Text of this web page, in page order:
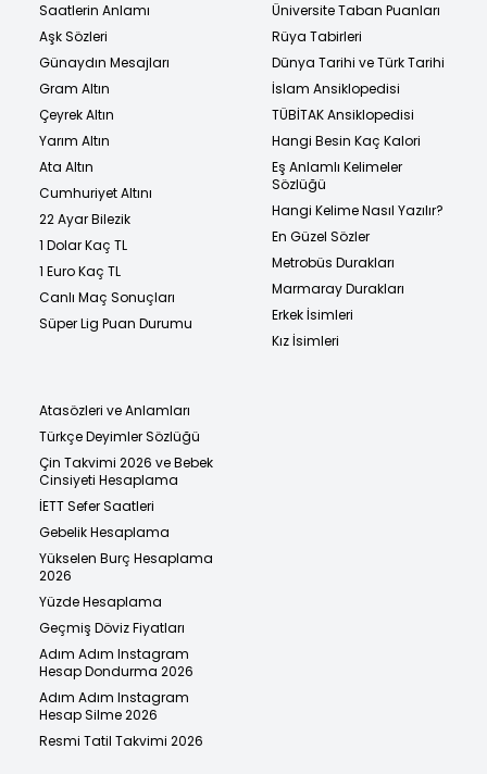
Saatlerin Anlamı
Aşk Sözleri
Günaydın Mesajları
Gram Altın
Çeyrek Altın
Yarım Altın
Ata Altın
Cumhuriyet Altını
22 Ayar Bilezik
1 Dolar Kaç TL
1 Euro Kaç TL
Canlı Maç Sonuçları
Süper Lig Puan Durumu
Üniversite Taban Puanları
Rüya Tabirleri
Dünya Tarihi ve Türk Tarihi
İslam Ansiklopedisi
TÜBİTAK Ansiklopedisi
Hangi Besin Kaç Kalori
Eş Anlamlı Kelimeler
Sözlüğü
Hangi Kelime Nasıl Yazılır?
En Güzel Sözler
Metrobüs Durakları
Marmaray Durakları
Erkek İsimleri
Kız İsimleri
Atasözleri ve Anlamları
Türkçe Deyimler Sözlüğü
Çin Takvimi 2026 ve Bebek
Cinsiyeti Hesaplama
İETT Sefer Saatleri
Gebelik Hesaplama
Yükselen Burç Hesaplama
2026
Yüzde Hesaplama
Geçmiş Döviz Fiyatları
Adım Adım Instagram
Hesap Dondurma 2026
Adım Adım Instagram
Hesap Silme 2026
Resmi Tatil Takvimi 2026